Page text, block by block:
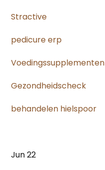
Stractive
pedicure erp
Voedingssupplementen
Gezondheidscheck
behandelen hielspoor
Jun 22